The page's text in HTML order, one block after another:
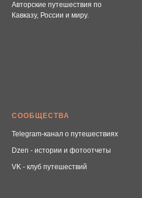
Авторские путешествия по
Кавказу, России и миру.
СООБЩЕСТВА
Telegram-канал о путешествиях
Dzen - истории и фотоотчеты
VK - клуб путешествий